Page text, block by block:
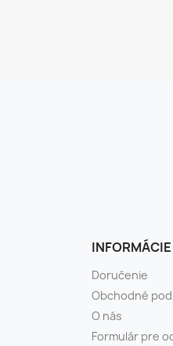
INFORMÁCIE
Doručenie
Obchodné
O nás
Formulár pre